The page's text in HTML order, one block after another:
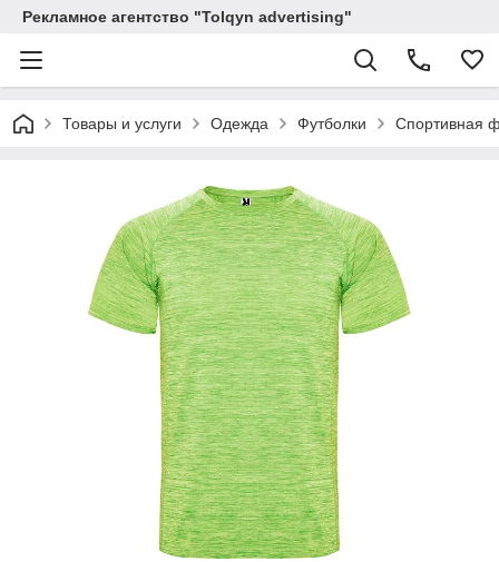
Рекламное агентство "Tolqyn advertising"
Товары и услуги Одежда Футболки Спортивная